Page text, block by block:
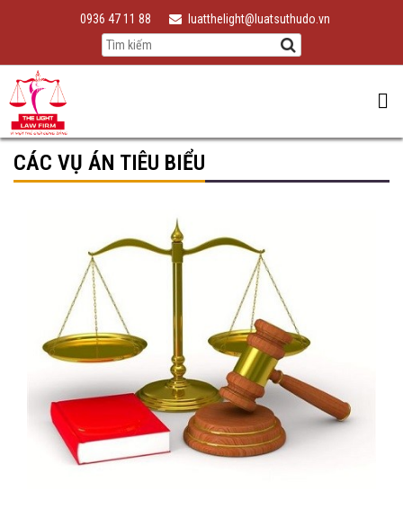
0936 47 11 88 luatthelight@luatsuthudo.vn
CÁC VỤ ÁN TIÊU BIỂU